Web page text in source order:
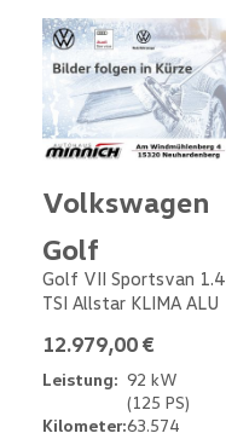
Volkswagen
Golf
Golf VII Sportsvan 1.4
TSI Allstar KLIMA ALU
12.979,00 €
Leistung: 92 kW
(125 PS)
Kilometer:63.574